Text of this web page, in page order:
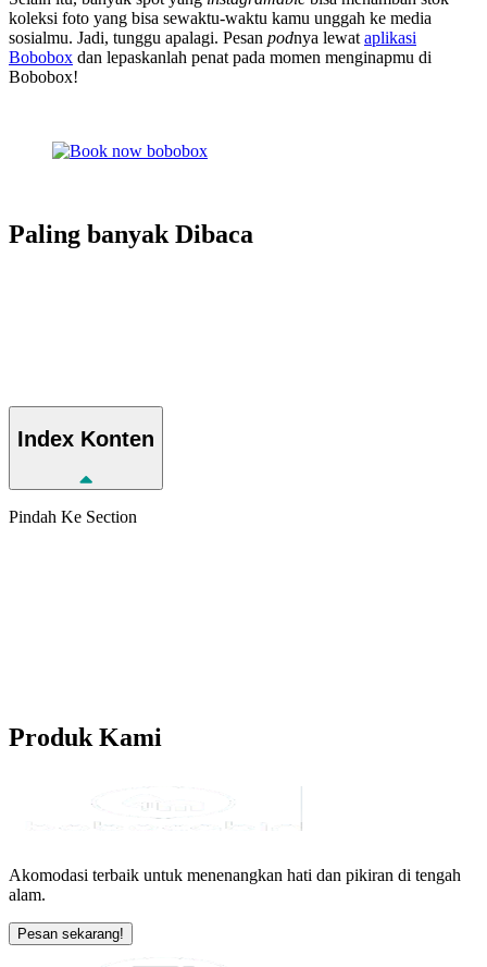
koleksi foto yang bisa sewaktu-waktu kamu unggah ke media
sosialmu. Jadi, tunggu apalagi. Pesan podnya lewat aplikasi
Bobobox dan lepaskanlah penat pada momen menginapmu di
Bobobox!
Paling banyak Dibaca
Index Konten
Pindah Ke Section
Produk Kami
Akomodasi terbaik untuk menenangkan hati dan pikiran di tengah
alam.
Pesan sekarang!